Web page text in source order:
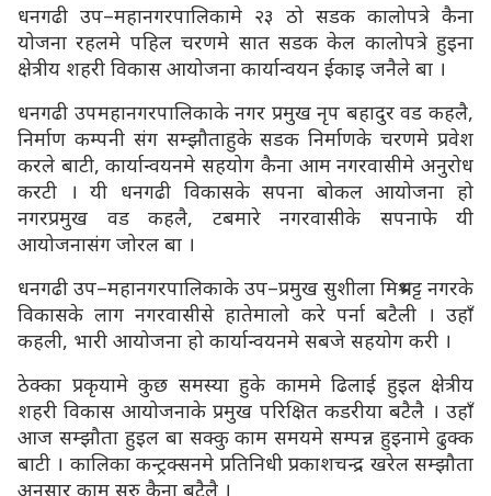
धनगढी उप–महानगरपालिकामे २३ ठो सडक कालोपत्रे कैना
योजना रहलमे पहिल चरणमे सात सडक केल कालोपत्रे हुइना
क्षेत्रीय शहरी विकास आयोजना कार्यान्वयन ईकाइ जनैले बा ।
धनगढी उपमहानगरपालिकाके नगर प्रमुख नृप बहादुर वड कहलै,
निर्माण कम्पनी संग सम्झौताहुके सडक निर्माणके चरणमे प्रवेश
करले बाटी, कार्यान्वयनमे सहयोग कैना आम नगरवासीमे अनुरोध
करटी । यी धनगढी विकासके सपना बोकल आयोजना हो
नगरप्रमुख वड कहलै, टबमारे नगरवासीके सपनाफे यी
आयोजनासंग जोरल बा ।
धनगढी उप–महानगरपालिकाके उप–प्रमुख सुशीला मिश्रभट्ट नगरके
विकासके लाग नगरवासीसे हातेमालो करे पर्ना बटैली । उहाँ
कहली, भारी आयोजना हो कार्यान्वयनमे सबजे सहयोग करी ।
ठेक्का प्रकृयामे कुछ समस्या हुके काममे ढिलाई हुइल क्षेत्रीय
शहरी विकास आयोजनाके प्रमुख परिक्षित कडरीया बटैलै । उहाँ
आज सम्झौता हुइल बा सक्कु काम समयमे सम्पन्न हुइनामे ढुक्क
बाटी । कालिका कन्ट्रक्सनमे प्रतिनिधी प्रकाशचन्द्र खरेल सम्झौता
अनुसार काम सुरु कैना बटैलै ।